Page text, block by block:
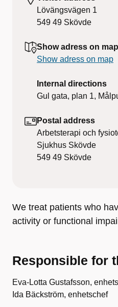
Lövängsvägen 1
549 49 Skövde
Show adress on map
Show adress on map
Internal directions
Gul gata, plan 1,
Postal address
Arbetsterapi och
Sjukhus Skövde
549 49 Skövde
We treat patients who
activity or functional
Responsible for
Eva-Lotta Gustafsson,
Ida Bäckström, enhetschef